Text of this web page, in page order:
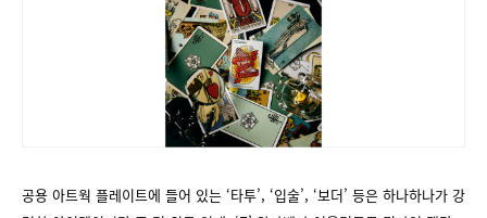
공용 아트웍 플레이트에 들어 있는 ‘타투’, ‘입술’, ‘보더’ 등은 하나하나가 강